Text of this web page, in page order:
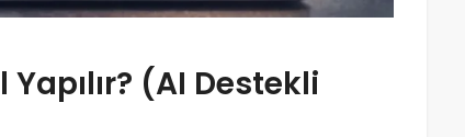
(AI Destekli